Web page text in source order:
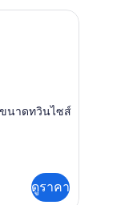
ขนาดทวินไซส์
ดูราคา